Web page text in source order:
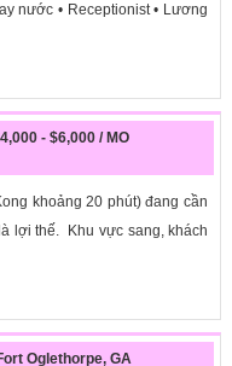
nước • Receptionist • Lương
- $6,000 / MO
khoảng 20 phút) đang cần
lợi thế. Khu vực sang, khách
Oglethorpe, GA